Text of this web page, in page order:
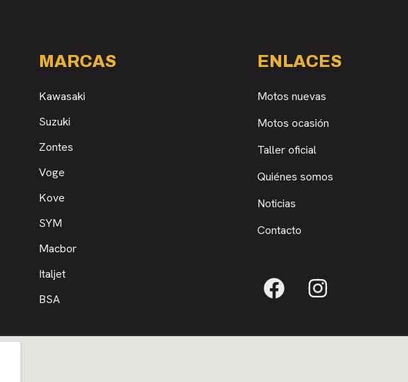
MARCAS
Kawasaki
Suzuki
Zontes
Voge
Kove
SYM
Macbor
Italjet
BSA
ENLACES
Motos nuevas
Motos ocasión
Taller oficial
Quiénes somos
Noticias
Contacto